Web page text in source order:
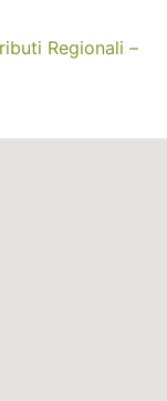
Regionali –